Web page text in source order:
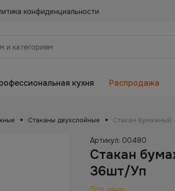
конфиденциальности
кухня Распродажа
Стаканы двухслойные Стакан
Артикул: 00480
Стакан
36шт/Уп